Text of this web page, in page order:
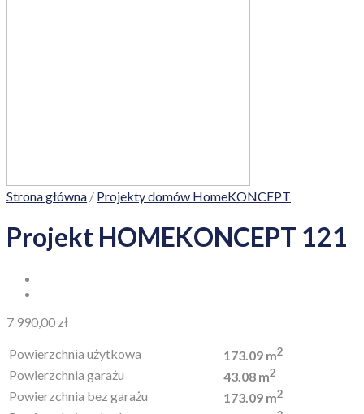
Strona główna / Projekty domów HomeKONCEPT
Projekt HOMEKONCEPT 121
7 990,00 zł
Powierzchnia użytkowa 173.09 m2
Powierzchnia garażu 43.08 m2
Powierzchnia bez garażu 173.09 m2